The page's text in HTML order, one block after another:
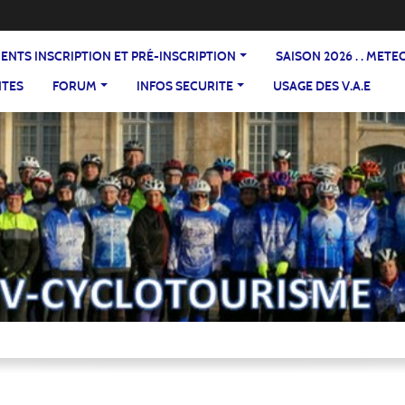
DOCUMENTS INSCRIPTION ET PRÉ-INSCRIPTION SAISON 2026 . .
FORUM INFOS SECURITE USAGE DES V.A.E